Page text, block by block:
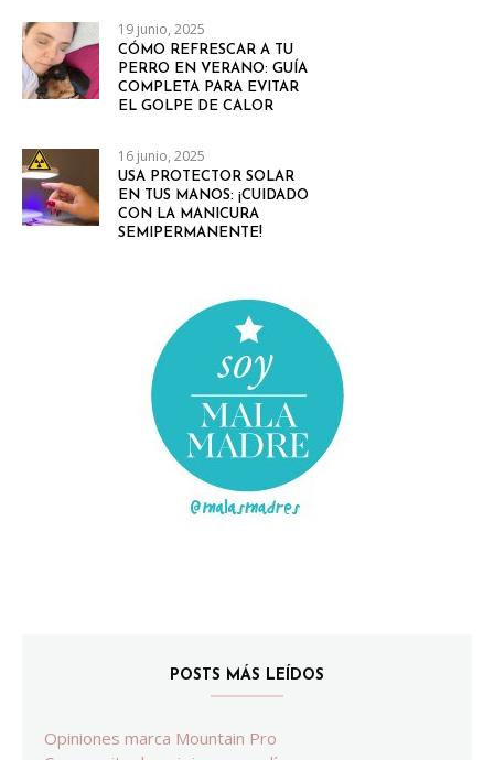
19 junio, 2025
CÓMO REFRESCAR A TU
PERRO EN VERANO: GUÍA
COMPLETA PARA EVITAR
EL GOLPE DE CALOR
16 junio, 2025
USA PROTECTOR SOLAR
EN TUS MANOS: ¡CUIDADO
CON LA MANICURA
SEMIPERMANENTE!
POSTS MÁS LEÍDOS
Opiniones marca Mountain Pro